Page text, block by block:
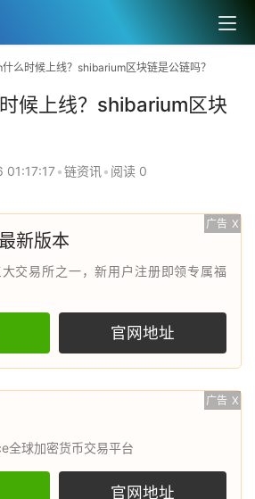
么时候上线？shibarium区块链是公链吗？
候上线？shibarium区块
•链资讯 • 阅读 0
广告 X
新版本
交易所之一，新用户注册即领专属福
官网地址
广告 X
全球加密货币交易平台
官网地址